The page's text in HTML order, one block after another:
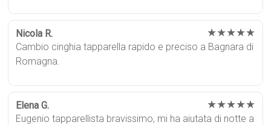
Nicola R. ★★★★★
Cambio cinghia tapparella rapido e preciso a Bagnara di
Romagna.
Elena G. ★★★★★
Eugenio tapparellista bravissimo, mi ha aiutata di notte a